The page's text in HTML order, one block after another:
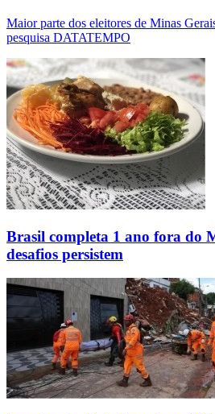
Maior parte dos eleitores de Minas
pesquisa DATATEMPO
Brasil completa 1 ano fora do
desafios persistem